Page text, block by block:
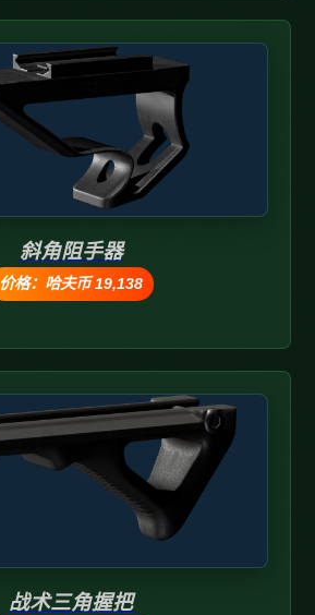
斜角阻手器
价格：哈夫币 19,138
战术三角握把